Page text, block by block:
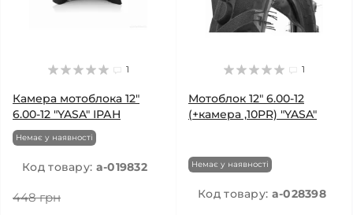
1
Камера мотоблока 12"
6.00-12 "YASA" ІРАН
Немає у наявності
Код товару: a-019832
448 грн
1
Мотоблок 12" 6.00-12
(+камера ,10PR) "YASA"
Немає у наявності
Код товару: a-028398